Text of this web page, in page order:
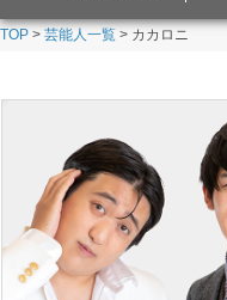
TOP > 芸能人一覧 > カカロニ